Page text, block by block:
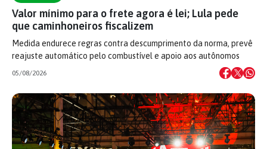
Valor mínimo para o frete agora é lei; Lula pede
que caminhoneiros fiscalizem
Medida endurece regras contra descumprimento da norma, prevê
reajuste automático pelo combustível e apoio aos autônomos
05/08/2026